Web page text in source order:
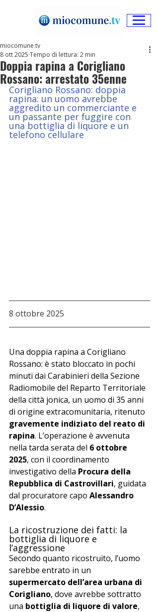
Doppia rapina a Corigliano
Rossano: arrestato 35enne
miocomune.tv
8 ott 2025 Tempo di lettura: 2 min
Corigliano Rossano: doppia
rapina: un uomo avrebbe
aggredito un commerciante e
un passante per fuggire con
una bottiglia di liquore e un
telefono cellulare
8 ottobre 2025
Una doppia rapina a Corigliano
Rossano: è stato bloccato in pochi
minuti dai Carabinieri della Sezione
Radiomobile del Reparto Territoriale
della città jonica, un uomo di 35 anni
di origine extracomunitaria, ritenuto
gravemente indiziato del reato di
rapina. L’operazione è avvenuta
nella tarda serata del 6 ottobre
2025, con il coordinamento
investigativo della Procura della
Repubblica di Castrovillari, guidata
dal procuratore capo Alessandro
D’Alessio.
La ricostruzione dei fatti: la
bottiglia di liquore e
l’aggressione
Secondo quanto ricostruito, l’uomo
sarebbe entrato in un
supermercato dell’area urbana di
Corigliano, dove avrebbe sottratto
una bottiglia di liquore di valore,